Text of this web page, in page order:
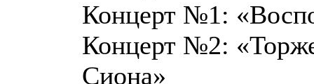
Концерт №1:
Концерт №2:
Сиона»